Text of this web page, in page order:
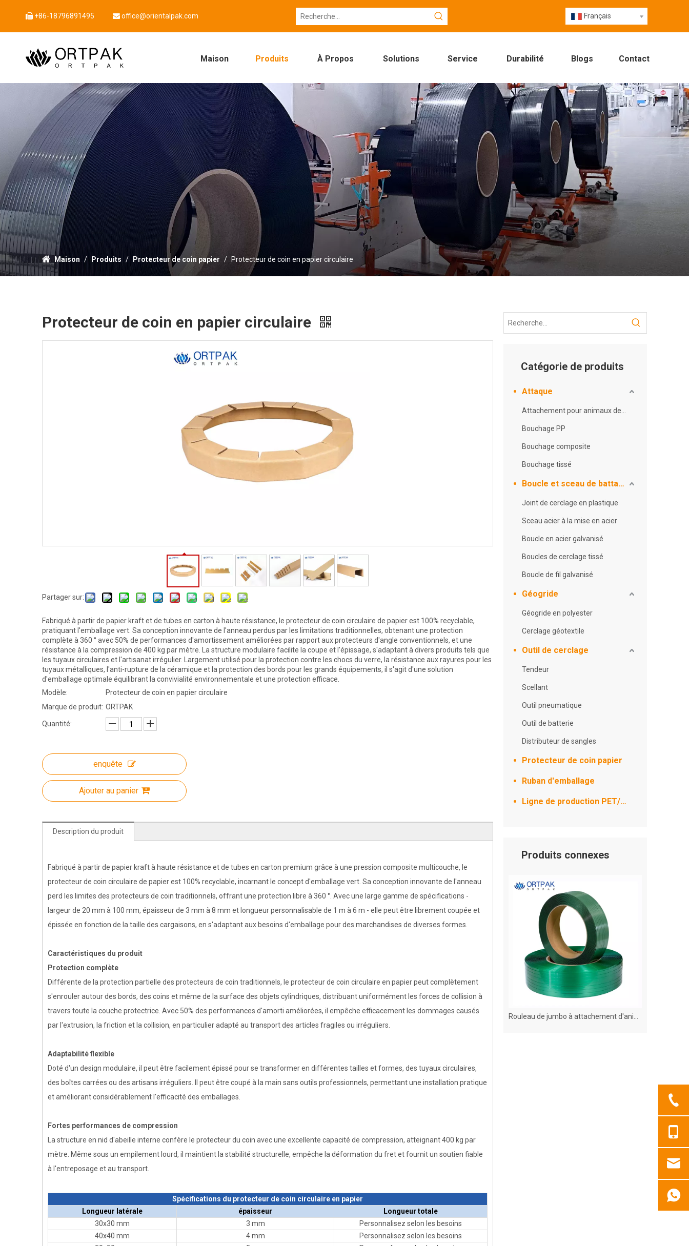
 +86-18796891495  office@orientalpak.com Français
Maison Produits À Propos Solutions Service Durabilité Blogs Contact
Maison / Produits / Protecteur de coin papier / Protecteur de coin en papier circulaire
Protecteur de coin en papier circulaire
Partager sur:
Fabriqué à partir de papier kraft et de tubes en carton à haute résistance, le protecteur de coin circulaire de papier est 100% recyclable,
pratiquant l'emballage vert. Sa conception innovante de l'anneau perdus par les limitations traditionnelles, obtenant une protection
complète à 360 ° avec 50% de performances d'amortissement améliorées par rapport aux protecteurs d'angle conventionnels, et une
résistance à la compression de 400 kg par mètre. La structure modulaire facilite la coupe et l'épissage, s'adaptant à divers produits tels que
les tuyaux circulaires et l'artisanat irrégulier. Largement utilisé pour la protection contre les chocs du verre, la résistance aux rayures pour les
tuyaux métalliques, l'anti-rupture de la céramique et la protection des bords pour les grands équipements, il s'agit d'une solution
d'emballage optimale équilibrant la convivialité environnementale et une protection efficace.
Modèle:
Protecteur de coin en papier circulaire
Marque de produit: ORTPAK
Quantité:
enquête
Ajouter au panier
Description du produit
Fabriqué à partir de papier kraft à haute résistance et de tubes en carton premium grâce à une pression composite multicouche, le
protecteur de coin circulaire de papier est 100% recyclable, incarnant le concept d'emballage vert. Sa conception innovante de l'anneau
perd les limites des protecteurs de coin traditionnels, offrant une protection libre à 360 °. Avec une large gamme de spécifications -
largeur de 20 mm à 100 mm, épaisseur de 3 mm à 8 mm et longueur personnalisable de 1 m à 6 m - elle peut être librement coupée et
épissée en fonction de la taille des cargaisons, en s'adaptant aux besoins d'emballage pour des marchandises de diverses formes.
Caractéristiques du produit
Protection complète
Différente de la protection partielle des protecteurs de coin traditionnels, le protecteur de coin circulaire en papier peut complètement
s'enrouler autour des bords, des coins et même de la surface des objets cylindriques, distribuant uniformément les forces de collision à
travers toute la couche protectrice. Avec 50% des performances d'amorti améliorées, il empêche efficacement les dommages causés
par l'extrusion, la friction et la collision, en particulier adapté au transport des articles fragiles ou irréguliers.
Adaptabilité flexible
Doté d'un design modulaire, il peut être facilement épissé pour se transformer en différentes tailles et formes, des tuyaux circulaires,
des boîtes carrées ou des artisans irréguliers. Il peut être coupé à la main sans outils professionnels, permettant une installation pratique
et améliorant considérablement l'efficacité des emballages.
Fortes performances de compression
La structure en nid d'abeille interne confère le protecteur du coin avec une excellente capacité de compression, atteignant 400 kg par
mètre. Même sous un empilement lourd, il maintient la stabilité structurelle, empêche la déformation du fret et fournit un soutien fiable
à l'entreposage et au transport.
Spécifications du protecteur de coin circulaire en papier
Longueur latérale
épaisseur
Longueur totale
30x30 mm
3 mm
Personnalisez selon les besoins
40x40 mm
4 mm
Personnalisez selon les besoins
Catégorie de produits
Attaque
Bouchage PP
Bouchage composite
Bouchage tissé
Boucle et sceau de battage
Joint de cerclage en plastique
Sceau acier à la mise en acier
Boucle en acier galvanisé
Boucles de cerclage tissé
Boucle de fil galvanisé
Géogride
Géogride en polyester
Cerclage géotextile
Outil de cerclage
Tendeur
Scellant
Outil pneumatique
Outil de batterie
Distributeur de sangles
Protecteur de coin papier
Ruban d'emballage
Ligne de production PET/PP
Produits connexes
Rouleau de jumbo à attachement d'animaux Protecteur de coin en papier